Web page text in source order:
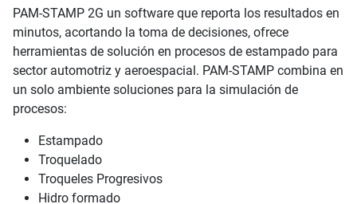
PAM-STAMP 2G un software que reporta los resultados en
minutos, acortando la toma de decisiones, ofrece
herramientas de solución en procesos de estampado para
sector automotriz y aeroespacial. PAM-STAMP combina en
un solo ambiente soluciones para la simulación de
procesos:
Estampado
Troquelado
Troqueles Progresivos
Hidro formado